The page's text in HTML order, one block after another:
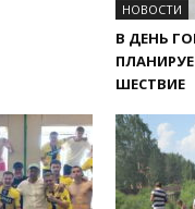
НОВОСТИ
В ДЕНЬ
ШЕСТВИЕ